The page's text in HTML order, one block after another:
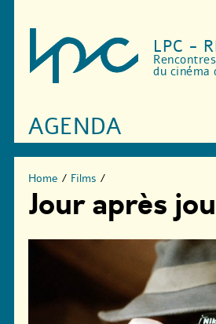
LPC -
du cinéma
AGENDA
Home / Films /
Jour après